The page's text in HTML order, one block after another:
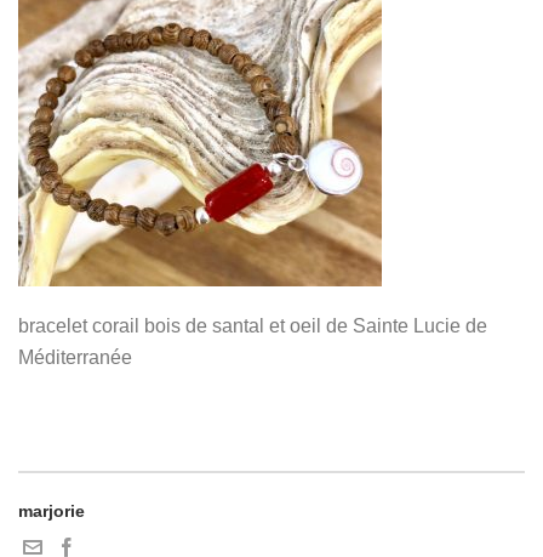
bracelet corail bois de santal et oeil de Sainte Lucie de
Méditerranée
marjorie